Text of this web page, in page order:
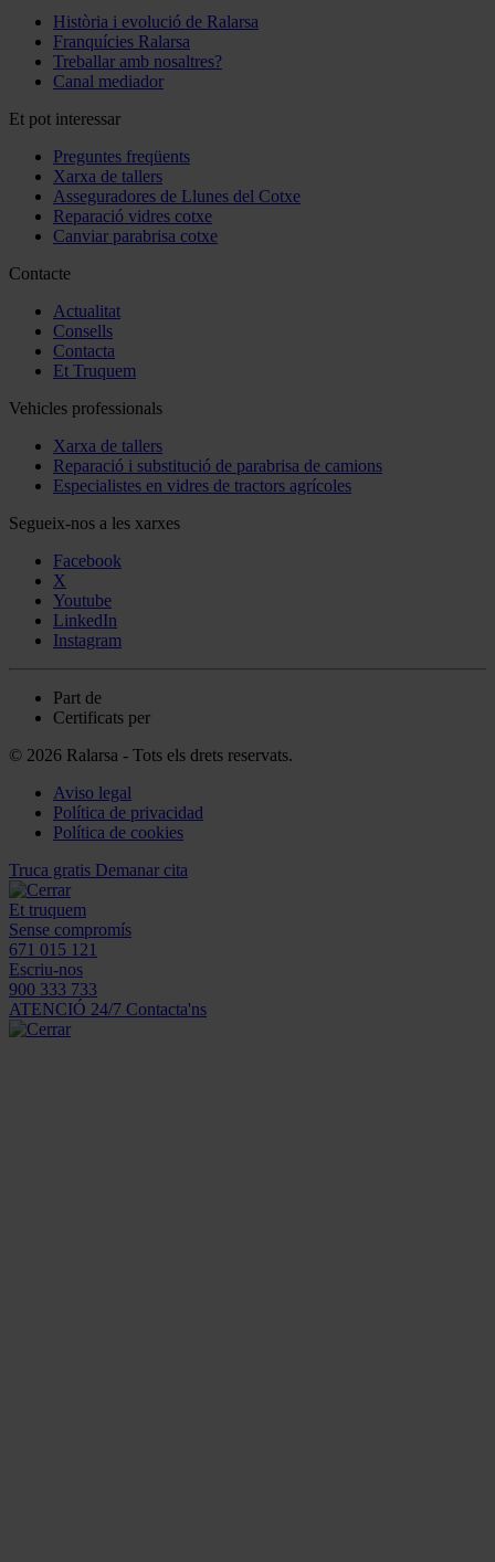
Història i evolució de Ralarsa
Franquícies Ralarsa
Treballar amb nosaltres?
Canal mediador
Et pot interessar
Preguntes freqüents
Xarxa de tallers
Asseguradores de Llunes del Cotxe
Reparació vidres cotxe
Canviar parabrisa cotxe
Contacte
Actualitat
Consells
Contacta
Et Truquem
Vehicles professionals
Xarxa de tallers
Reparació i substitució de parabrisa de camions
Especialistes en vidres de tractors agrícoles
Segueix-nos a les xarxes
Facebook
X
Youtube
LinkedIn
Instagram
Part de
Certificats per
© 2026 Ralarsa - Tots els drets reservats.
Aviso legal
Política de privacidad
Política de cookies
Truca gratis Demanar cita
Et truquem
Sense compromís
671 015 121
Escriu-nos
900 333 733
ATENCIÓ 24/7 Contacta'ns